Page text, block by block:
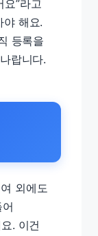
요”라고
야 해요.
등록을
랍니다.
외에도
. 이건